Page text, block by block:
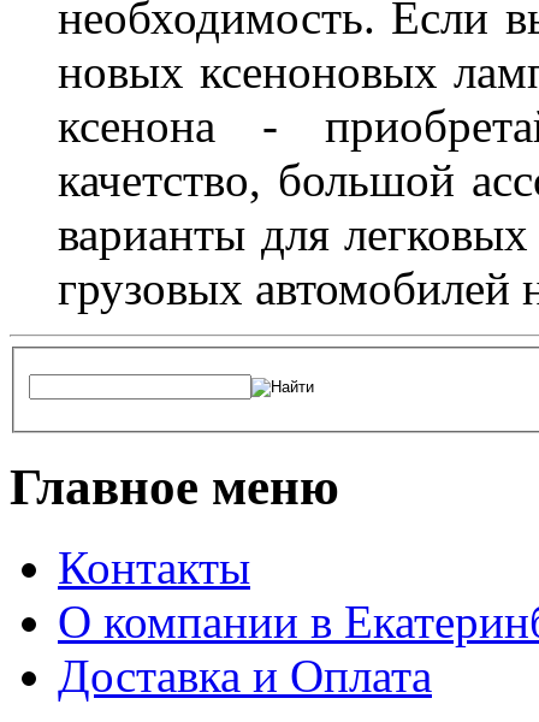
необходимость. Если
новых ксеноновых
ксенона -
качетство, большой
варианты для
грузовых автомобилей
Главное меню
Контакты
О компании в
Доставка и Оплата